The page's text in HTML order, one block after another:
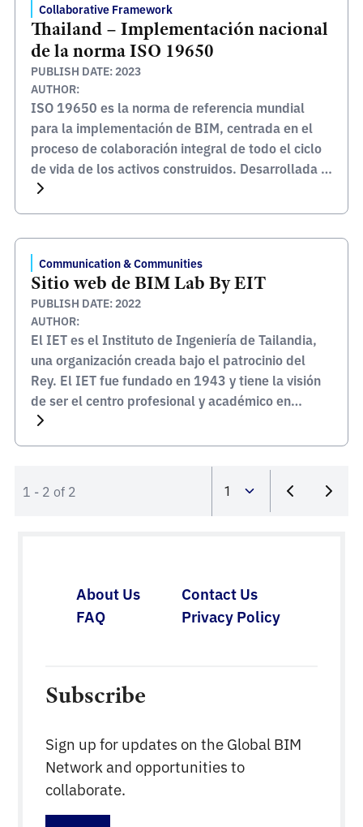
Collaborative Framework
Thailand – Implementación nacional
de la norma ISO 19650
PUBLISH DATE: 2023
AUTHOR:
ISO 19650 es la norma de referencia mundial
para la implementación de BIM, centrada en el
proceso de colaboración integral de todo el ciclo
de vida de los activos construidos. Desarrollada y
publicada por la Organización Internacional de
Communication & Communities
Sitio web de BIM Lab By EIT
PUBLISH DATE: 2022
AUTHOR:
El IET es el Instituto de Ingeniería de Tailandia,
una organización creada bajo el patrocinio del
Rey. El IET fue fundado en 1943 y tiene la visión
de ser el centro profesional y académico en
ingeniería, así como ofrecer orientación en
1 - 2 of 2
About Us
Contact Us
FAQ
Privacy Policy
Subscribe
Sign up for updates on the Global BIM
Network and opportunities to
collaborate.